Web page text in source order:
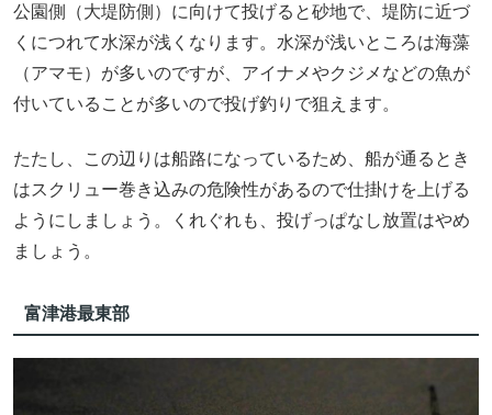
公園側（大堤防側）に向けて投げると砂地で、堤防に近づ
くにつれて水深が浅くなります。水深が浅いところは海藻
（アマモ）が多いのですが、アイナメやクジメなどの魚が
付いていることが多いので投げ釣りで狙えます。
たたし、この辺りは船路になっているため、船が通るとき
はスクリュー巻き込みの危険性があるので仕掛けを上げる
ようにしましょう。くれぐれも、投げっぱなし放置はやめ
ましょう。
富津港最東部